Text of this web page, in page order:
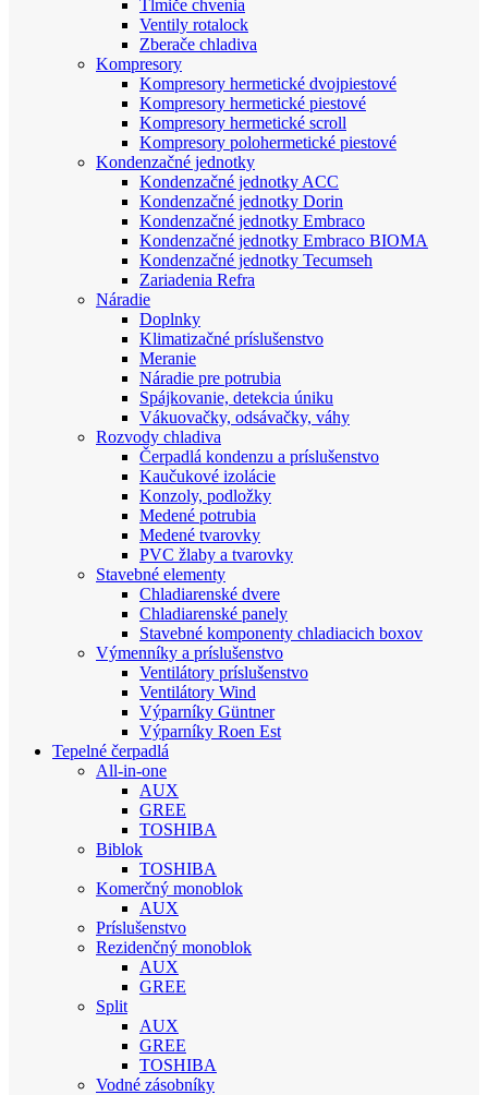
Tlmiče chvenia
Ventily rotalock
Zberače chladiva
Kompresory
Kompresory hermetické dvojpiestové
Kompresory hermetické piestové
Kompresory hermetické scroll
Kompresory polohermetické piestové
Kondenzačné jednotky
Kondenzačné jednotky ACC
Kondenzačné jednotky Dorin
Kondenzačné jednotky Embraco
Kondenzačné jednotky Embraco BIOMA
Kondenzačné jednotky Tecumseh
Zariadenia Refra
Náradie
Doplnky
Klimatizačné príslušenstvo
Meranie
Náradie pre potrubia
Spájkovanie, detekcia úniku
Vákuovačky, odsávačky, váhy
Rozvody chladiva
Čerpadlá kondenzu a príslušenstvo
Kaučukové izolácie
Konzoly, podložky
Medené potrubia
Medené tvarovky
PVC žlaby a tvarovky
Stavebné elementy
Chladiarenské dvere
Chladiarenské panely
Stavebné komponenty chladiacich boxov
Výmenníky a príslušenstvo
Ventilátory príslušenstvo
Ventilátory Wind
Výparníky Güntner
Výparníky Roen Est
Tepelné čerpadlá
All-in-one
AUX
GREE
TOSHIBA
Biblok
TOSHIBA
Komerčný monoblok
AUX
Príslušenstvo
Rezidenčný monoblok
AUX
GREE
Split
AUX
GREE
TOSHIBA
Vodné zásobníky